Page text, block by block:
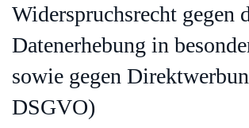
Widerspruchsrecht gegen
Datenerhebung in
sowie gegen
DSGVO)